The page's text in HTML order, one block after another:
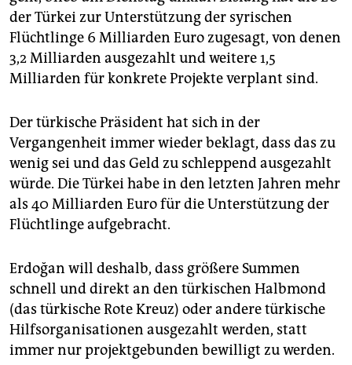
der Türkei zur Unterstützung der syrischen
Flüchtlinge 6 Milliarden Euro zugesagt, von denen
3,2 Milliarden ausgezahlt und weitere 1,5
Milliarden für konkrete Projekte verplant sind.
Der türkische Präsident hat sich in der
Vergangenheit immer wieder beklagt, dass das zu
wenig sei und das Geld zu schleppend ausgezahlt
würde. Die Türkei habe in den letzten Jahren mehr
als 40 Milliarden Euro für die Unterstützung der
Flüchtlinge aufgebracht.
Erdoğan will deshalb, dass größere Summen
schnell und direkt an den türkischen Halbmond
(das türkische Rote Kreuz) oder andere türkische
Hilfsorganisationen ausgezahlt werden, statt
immer nur projektgebunden bewilligt zu werden.